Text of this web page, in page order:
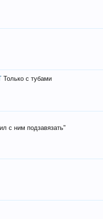
Только с тубами
с ним подзавязать"